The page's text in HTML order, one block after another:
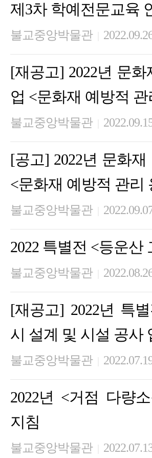
제3차 학예전문교육
불교중앙박물관
[재공고] 2022년 문
업 <문화재 예방적
불교중앙박물관
[공고] 2022년 문화
<문화재 예방적 관리
불교중앙박물관
2022 특별전 <등운산
불교중앙박물관
[재공고] 2022년 특
시 설계 및 시설 공사
불교중앙박물관
2022년 <거점 다량
지침
불교중앙박물관